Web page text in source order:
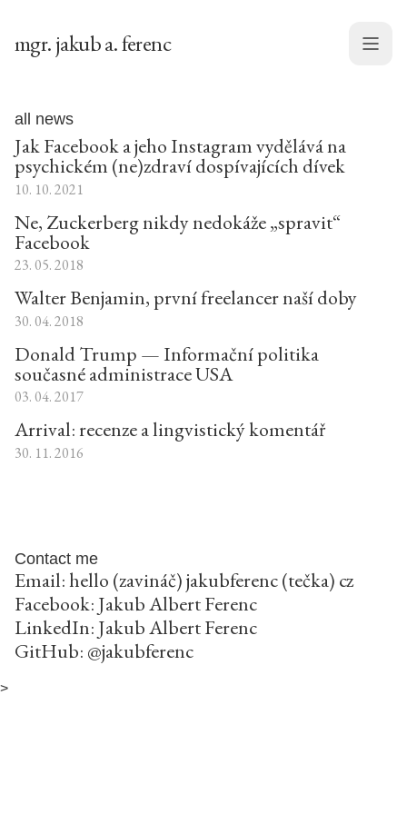
mgr. jakub a. ferenc Menu
all news
Jak Facebook a jeho Instagram vydělává na
psychickém (ne)zdraví dospívajících dívek
10. 10. 2021
Ne, Zuckerberg nikdy nedokáže „spravit“
Facebook
23. 05. 2018
Walter Benjamin, první freelancer naší doby
30. 04. 2018
Donald Trump — Informační politika
současné administrace USA
03. 04. 2017
Arrival: recenze a lingvistický komentář
30. 11. 2016
Contact me
Email: hello (zavináč) jakubferenc (tečka) cz
Facebook: Jakub Albert Ferenc
LinkedIn: Jakub Albert Ferenc
GitHub: @jakubferenc
>